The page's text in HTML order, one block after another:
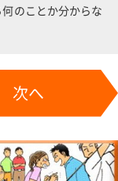
のことか分からな
次へ